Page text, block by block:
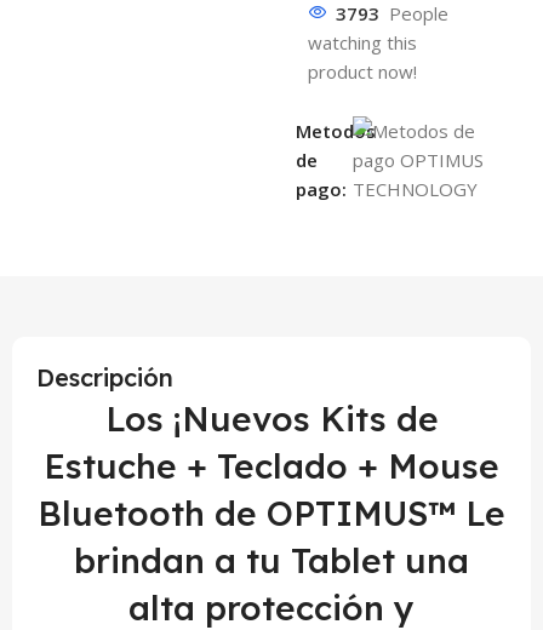
3793 People
watching this
product now!
Metodos
de
pago:
Descripción
Los ¡Nuevos Kits de
Estuche + Teclado + Mouse
Bluetooth de OPTIMUS™ Le
brindan a tu Tablet una
alta protección y